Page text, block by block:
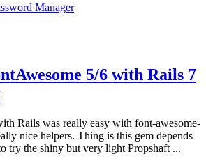
Manager
5/6 with Rails 7
Rails was really easy with font-awesome-
nice helpers. Thing is this gem depends
try the shiny but very light Propshaft ...